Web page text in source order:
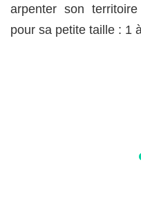
arpenter son
pour sa petite taille : 1